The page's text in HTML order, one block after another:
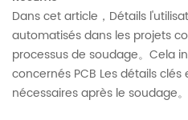
Dans cet article，Détails
automatisés dans les projets
processus de soudage。Cela
concernés PCB Les détails
nécessaires après le soudage。